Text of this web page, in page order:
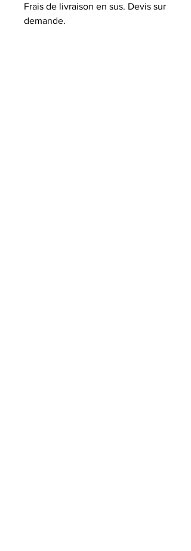
Frais de livraison en sus. Devis sur
demande.